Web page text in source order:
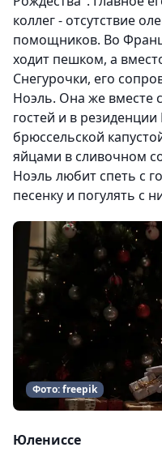
коллег - отсутствие
помощников. Во
ходит пешком, а
Снегурочки, его
Ноэль. Она же вместе
гостей и в
брюссельской
яйцами в сливочном
Ноэль любит спеть с
песенку и погулять с
Фото: freepik
Юлениссе